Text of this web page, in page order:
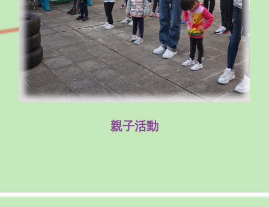
親子活動